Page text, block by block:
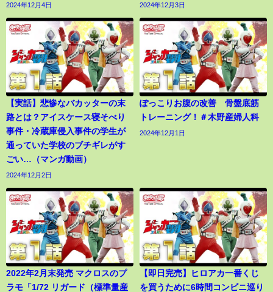
2024年12月4日 2024年12月3日
【実話】悲惨なバカッターの末
路とは？アイスケース寝そべり
事件・冷蔵庫侵入事件の学生が
通っていた学校のブチギレがす
ごい…（マンガ動画）
2024年12月2日
ぽっこりお腹の改善 骨盤底筋
トレーニング！＃木野産婦人科
2024年12月1日
2022年2月末発売 マクロスのプ
ラモ「1/72 リガード（標準量産
【即日完売】ヒロアカ一番くじ
を買うために6時間コンビニ巡り